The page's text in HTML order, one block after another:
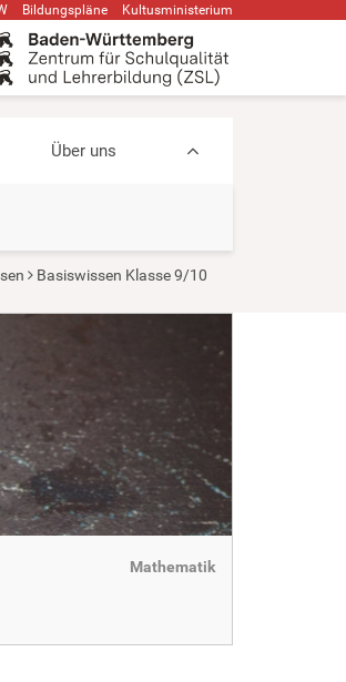
Bildungspläne Kultusministerium
Über uns
Basiswissen Klasse 9/10
Mathematik